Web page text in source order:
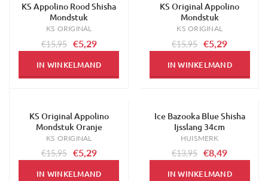
-67%
KS Appolino Rood Shisha
Mondstuk
KS ORIGINAL
€15,95 €5,29
IN WINKELMAND
-67%
KS Original Appolino
Mondstuk
KS ORIGINAL
€15,95 €5,29
IN WINKELMAND
-67%KS Original Appolino
Mondstuk Oranje
KS ORIGINAL
€15,95 €5,29
IN WINKELMAND
-39%
Ice Bazooka Blue Shisha
Ijsslang 34cm
HUISMERK
€13,95 €8,49
IN WINKELMAND